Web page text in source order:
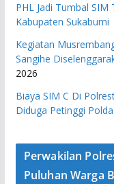
PHL Jadi Tumbal
Kabupaten
Kegiatan
Sangihe
2026
Biaya SIM C Di
Diduga Petinggi
Perwakilan
Puluhan Warga